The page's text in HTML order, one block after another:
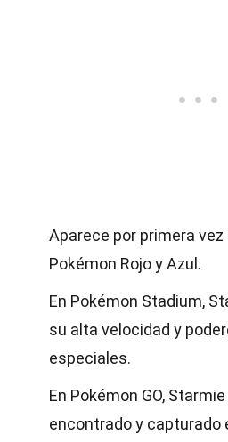
Aparece por primera
Pokémon Rojo y Azul.
En Pokémon Stadium,
su alta velocidad y
especiales.
En Pokémon GO,
encontrado y capturado